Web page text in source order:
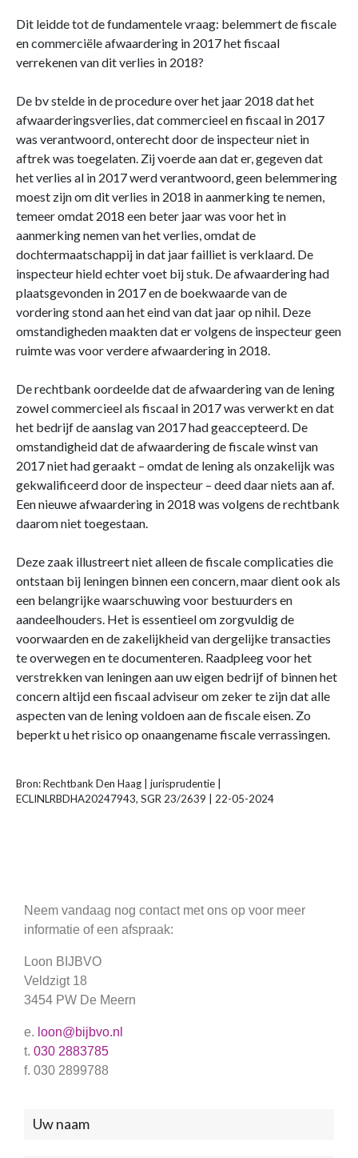
Dit leidde tot de fundamentele vraag: belemmert de fiscale
en commerciële afwaardering in 2017 het fiscaal
verrekenen van dit verlies in 2018?
De bv stelde in de procedure over het jaar 2018 dat het
afwaarderingsverlies, dat commercieel en fiscaal in 2017
was verantwoord, onterecht door de inspecteur niet in
aftrek was toegelaten. Zij voerde aan dat er, gegeven dat
het verlies al in 2017 werd verantwoord, geen belemmering
moest zijn om dit verlies in 2018 in aanmerking te nemen,
temeer omdat 2018 een beter jaar was voor het in
aanmerking nemen van het verlies, omdat de
dochtermaatschappij in dat jaar failliet is verklaard. De
inspecteur hield echter voet bij stuk. De afwaardering had
plaatsgevonden in 2017 en de boekwaarde van de
vordering stond aan het eind van dat jaar op nihil. Deze
omstandigheden maakten dat er volgens de inspecteur geen
ruimte was voor verdere afwaardering in 2018.
De rechtbank oordeelde dat de afwaardering van de lening
zowel commercieel als fiscaal in 2017 was verwerkt en dat
het bedrijf de aanslag van 2017 had geaccepteerd. De
omstandigheid dat de afwaardering de fiscale winst van
2017 niet had geraakt – omdat de lening als onzakelijk was
gekwalificeerd door de inspecteur – deed daar niets aan af.
Een nieuwe afwaardering in 2018 was volgens de rechtbank
daarom niet toegestaan.
Deze zaak illustreert niet alleen de fiscale complicaties die
ontstaan bij leningen binnen een concern, maar dient ook als
een belangrijke waarschuwing voor bestuurders en
aandeelhouders. Het is essentieel om zorgvuldig de
voorwaarden en de zakelijkheid van dergelijke transacties
te overwegen en te documenteren. Raadpleeg voor het
verstrekken van leningen aan uw eigen bedrijf of binnen het
concern altijd een fiscaal adviseur om zeker te zijn dat alle
aspecten van de lening voldoen aan de fiscale eisen. Zo
beperkt u het risico op onaangename fiscale verrassingen.
Bron: Rechtbank Den Haag | jurisprudentie |
ECLINLRBDHA20247943, SGR 23/2639 | 22-05-2024
Neem vandaag nog contact met ons op voor meer
informatie of een afspraak:
Loon BIJBVO
Veldzigt 18
3454 PW De Meern
e. loon@bijbvo.nl
t. 030 2883785
f. 030 2899788
Neem